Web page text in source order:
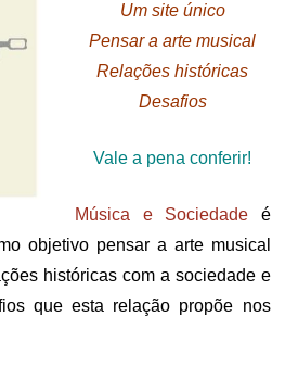
Um site único
Pensar a arte musical
Relações históricas
Desafios
Vale a pena conferir!
Música e Sociedade é
objetivo pensar a arte musical
históricas com a sociedade e
que esta relação propõe nos